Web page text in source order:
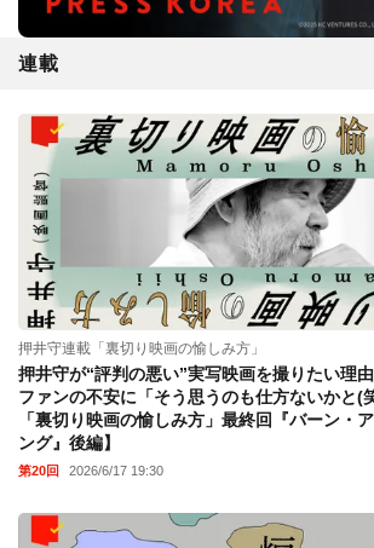
連載
押井守連載「裏切り映画の愉しみ方」
押井守が“評判の悪い”実写映画を撮りたい理由
ファンの不安に「そう思うのも仕方ないかと(
「裏切り映画の愉しみ方」最終回『バーン・
ング』後編】
第20回 2026/6/17 19:30